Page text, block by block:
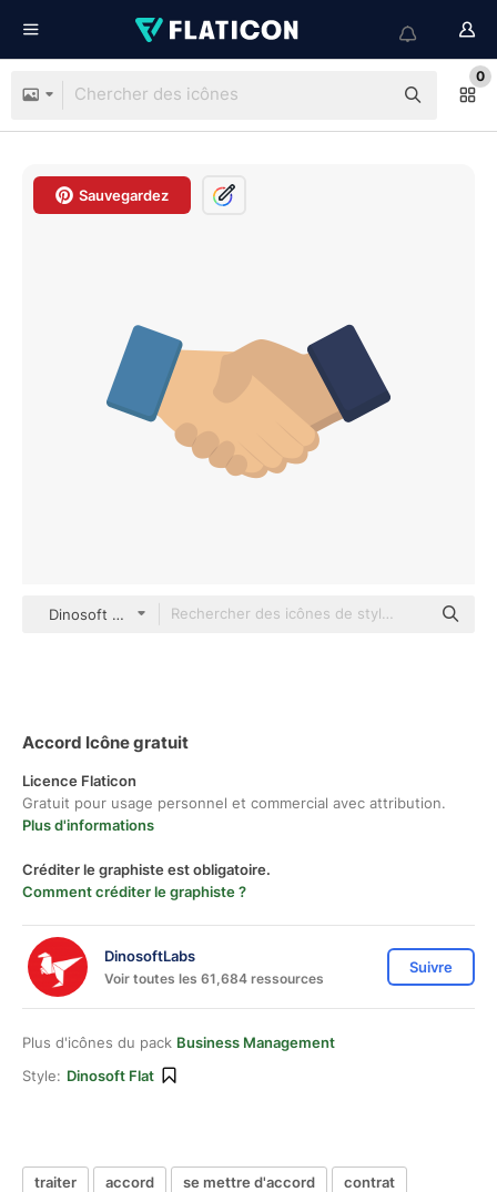
0
Sauvegardez
Dinosoft Flat
Accord Icône gratuit
Licence Flaticon
Gratuit pour usage personnel et commercial avec attribution.
Plus d'informations
Créditer le graphiste est obligatoire.
Comment créditer le graphiste ?
DinosoftLabs
Voir toutes les 61,684 ressources
Suivre
Plus d'icônes du pack Business Management
Style: Dinosoft Flat
traiter accord se mettre d'accord
contrat